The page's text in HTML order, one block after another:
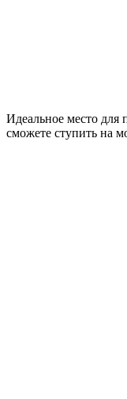
Идеальное место
сможете ступить на